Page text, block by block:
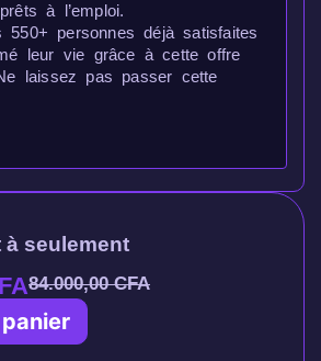
à l’emploi.
550+ personnes déjà satisfaites
leur vie grâce à cette offre
laissez pas passer cette
seulement
84.000,00CFA